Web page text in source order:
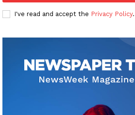
I've read and accept the Privacy Policy.